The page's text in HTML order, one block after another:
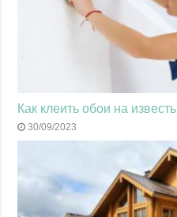
Как клеить обои на известь
30/09/2023